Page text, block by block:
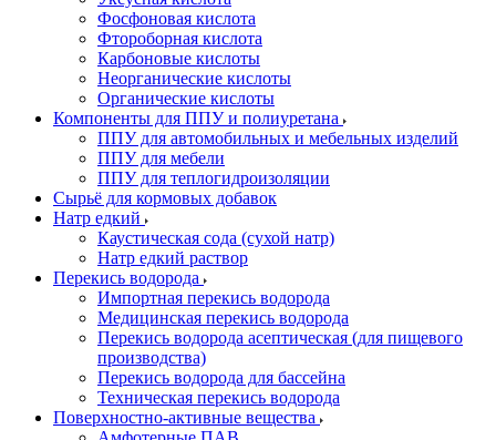
Фосфоновая кислота
Фтороборная кислота
Карбоновые кислоты
Неорганические кислоты
Органические кислоты
Компоненты для ППУ и полиуретана
ППУ для автомобильных и мебельных изделий
ППУ для мебели
ППУ для теплогидроизоляции
Сырьё для кормовых добавок
Натр едкий
Каустическая сода (сухой натр)
Натр едкий раствор
Перекись водорода
Импортная перекись водорода
Медицинская перекись водорода
Перекись водорода асептическая (для пищевого
производства)
Перекись водорода для бассейна
Техническая перекись водорода
Поверхностно-активные вещества